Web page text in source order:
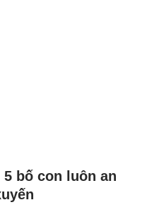
5 bố con luôn an